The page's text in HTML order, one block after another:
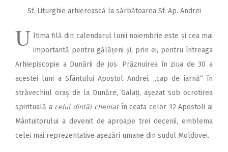
Sf. Liturghie arhierească la sărbătoarea Sf. Ap. Andrei
U ltima filă din calendarul lunii noiembrie este și cea mai
importantă pentru gălățeni și, prin ei, pentru întreaga
Arhiepiscopie a Dunării de Jos. Prăznuirea în ziua de 30 a
acestei luni a Sfântului Apostol Andrei, „cap de iarnă“ în
străvechiul oraș de la Dunăre, Galați, așezat sub ocrotirea
spirituală a celui dintâi chematîn ceata celor 12 Apostoli ai
Mântuitorului a devenit de aproape trei decenii, emblema
celei mai reprezentative așezări umane din sudul Moldovei.